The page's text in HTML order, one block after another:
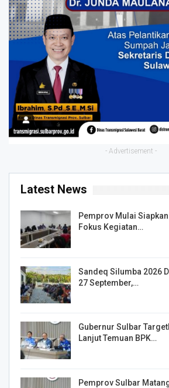
- Advertisement -
Latest News
Pemprov Mulai
Fokus Kegiatan…
Sandeq Silumba 2026
27 September,…
Gubernur Sulbar
Lanjut Temuan BPK…
Pemprov Sulbar